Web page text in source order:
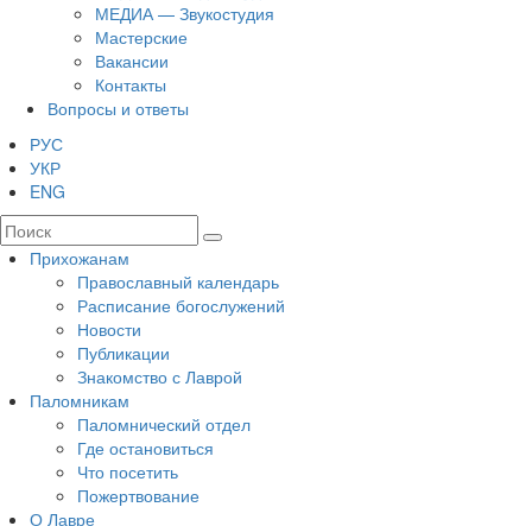
МЕДИА — Звукостудия
Мастерские
Вакансии
Контакты
Вопросы и ответы
РУС
УКР
ENG
Прихожанам
Православный календарь
Расписание богослужений
Новости
Публикации
Знакомство с Лаврой
Паломникам
Паломнический отдел
Где остановиться
Что посетить
Пожертвование
О Лавре